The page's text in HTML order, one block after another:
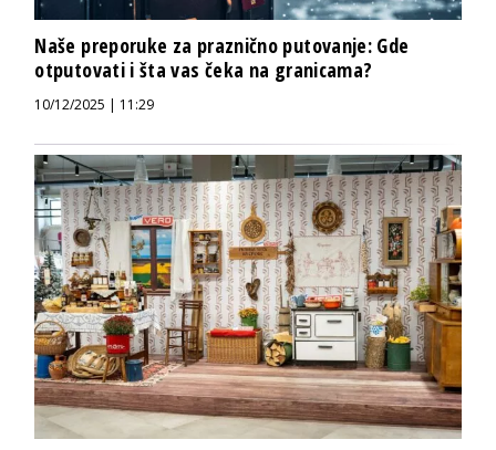
Naše preporuke za praznično putovanje: Gde
otputovati i šta vas čeka na granicama?
10/12/2025 | 11:29